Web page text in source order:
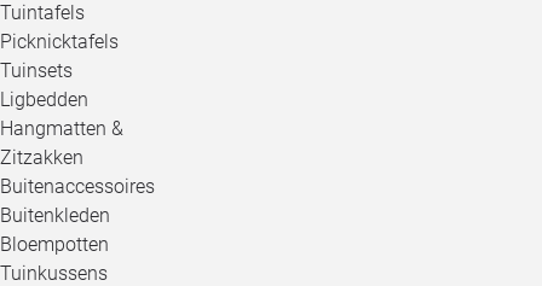
Tuintafels
Picknicktafels
Tuinsets
Ligbedden
Hangmatten &
Zitzakken
Buitenaccessoires
Buitenkleden
Bloempotten
Tuinkussens